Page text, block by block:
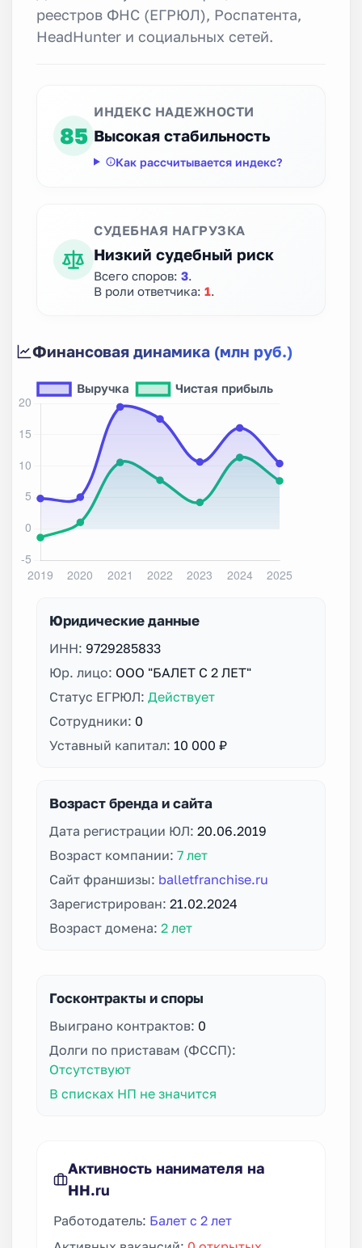
реестров ФНС (ЕГРЮЛ), Роспатента,
HeadHunter и социальных сетей.
85
ИНДЕКС НАДЕЖНОСТИ
Высокая стабильность
Как рассчитывается индекс?
СУДЕБНАЯ НАГРУЗКА
Низкий судебный риск
Всего споров: 3
В роли ответчика: 1
Финансовая динамика (млн руб.)
Юридические данные
ИНН: 9729285833
Юр. лицо: ООО "БАЛЕТ С 2 ЛЕТ"
Статус ЕГРЮЛ: Действует
Сотрудники: 0
Уставный капитал: 10 000 ₽
Возраст бренда и сайта
Дата регистрации ЮЛ: 20.06.2019
Возраст компании: 7 лет
Сайт франшизы: balletfranchise.ru
Зарегистрирован: 21.02.2024
Возраст домена: 2 лет
Госконтракты и споры
Выиграно контрактов: 0
Долги по приставам (ФССП):
Отсутствуют
В списках НП не значится
Активность нанимателя на
HH.ru
Работодатель: Балет с 2 лет